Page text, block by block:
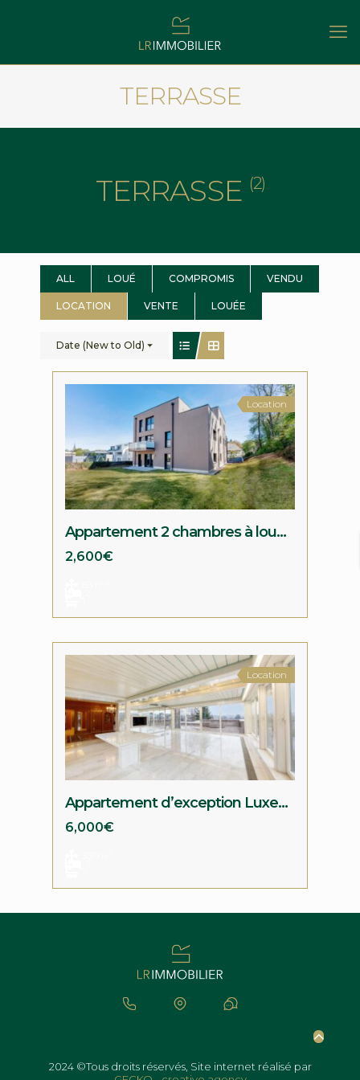
TERRASSE
TERRASSE (2)
ALL LOUÉ COMPROMIS VENDU
LOCATION VENTE LOUÉE
Date (New to Old)
Location
Appartement 2 chambres à louer à Steinfort
2,600€
Location
Appartement d’exception Luxembourg-Verlorenkost
6,000€
2024 ©Tous droits réservés, Site internet réalisé par